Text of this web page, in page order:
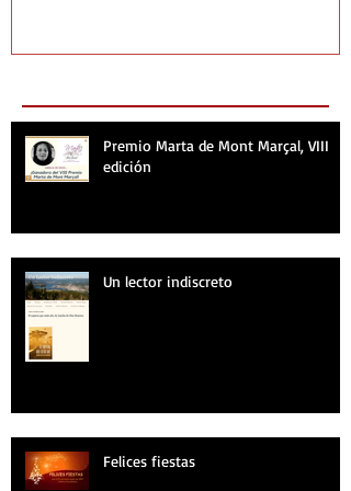
Premio Marta de Mont Marçal, VIII
edición
Un lector indiscreto
Felices fiestas